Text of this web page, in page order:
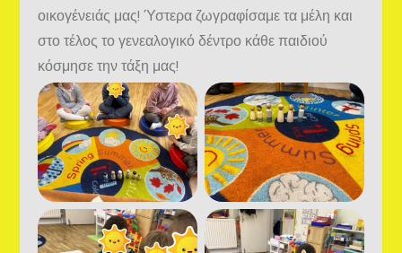
οικογένειάς μας! Ύστερα ζωγραφίσαμε τα μέλη και
στο τέλος το γενεαλογικό δέντρο κάθε παιδιού
κόσμησε την τάξη μας!